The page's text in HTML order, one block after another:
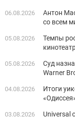
06.08.2026
Антон
со всем
05.08.2026
Темпы
05.08.2026
Суд
Warner
04.08.2026
Итоги
03.08.2026
Universal